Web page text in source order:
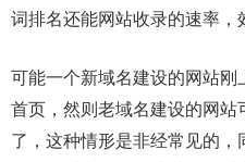
词排名还能网站收录的速率，
可能一个新域名建设的网站
首页，然则老域名建设的网
了，这种情形是非经常见的